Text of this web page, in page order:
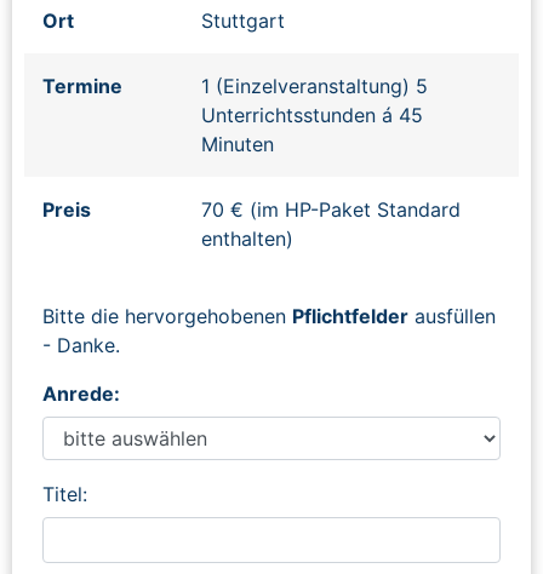
Ort Stuttgart
Termine
1 (Einzelveranstaltung) 5
Unterrichtsstunden á 45
Minuten
Preis
70 € (im HP-Paket Standard
enthalten)
Bitte die hervorgehobenen Pflichtfelder ausfüllen
- Danke.
Anrede:
Titel: